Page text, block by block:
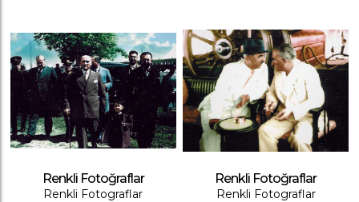
Renkli Fotoğraflar
Renkli Fotograflar
Renkli Fotoğraflar
Renkli Fotograflar